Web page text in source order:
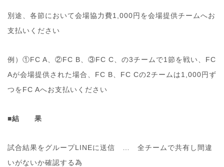
別途、各節において会場協力費1,000円を会場提供チームへお
支払いください
例）①FC A、②FC B、③FC C、の3チームで1節を戦い、FC
Aが会場提供された場合、FC B、FC Cの2チームは1,000円ず
つをFC Aへお支払いください
■結 果
試合結果をグループLINEに送信 … 全チームで共有し間違
いがないか確認する為